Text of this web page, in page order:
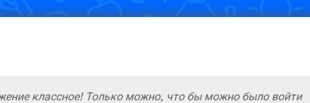
классное! Только можно, что бы можно было войти